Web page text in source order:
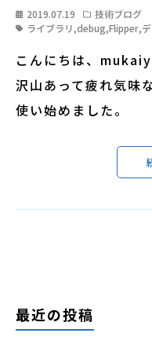
2019.07.19
技術ブログ
ライブラリ,debug,Flipper,
こんにちは、
沢山あって疲れ気味
使い始めました。
最近の投稿